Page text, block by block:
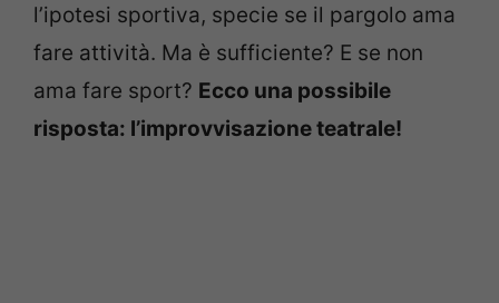
l’ipotesi sportiva, specie se il pargolo ama
fare attività. Ma è sufficiente? E se non
ama fare sport? Ecco una possibile
risposta: l’improvvisazione teatrale!